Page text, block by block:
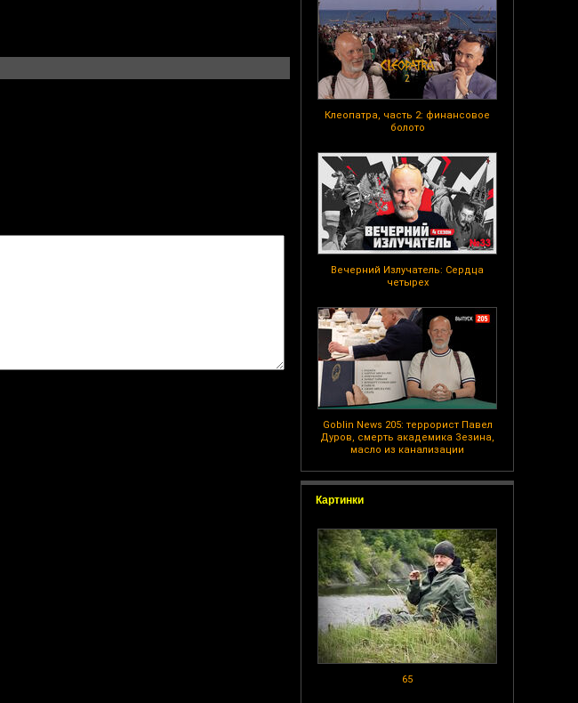
Клеопатра, часть 2: финансовое
болото
Вечерний Излучатель: Сердца
четырех
Goblin News 205: террорист Павел
Дуров, смерть академика Зезина,
масло из канализации
Картинки
65